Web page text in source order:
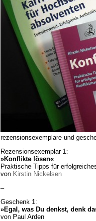
rezensionsexemplare und
Rezensionsexemplar 1:
»Konflikte lösen«
Praktische Tipps für
von Kirstin Nickelsen
–
Geschenk 1:
»Egal, was Du denkst, denk
von Paul Arden